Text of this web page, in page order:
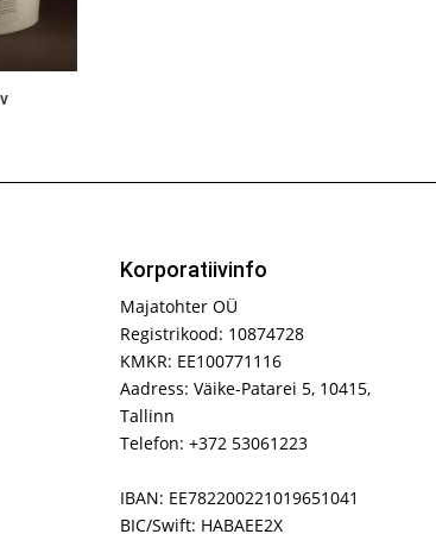
Korporatiivinfo
Majatohter OÜ
Registrikood: 10874728
KMKR: EE100771116
Aadress: Väike-Patarei 5, 10415,
Tallinn
Telefon: +372 53061223
IBAN: EE782200221019651041
BIC/Swift: HABAEE2X